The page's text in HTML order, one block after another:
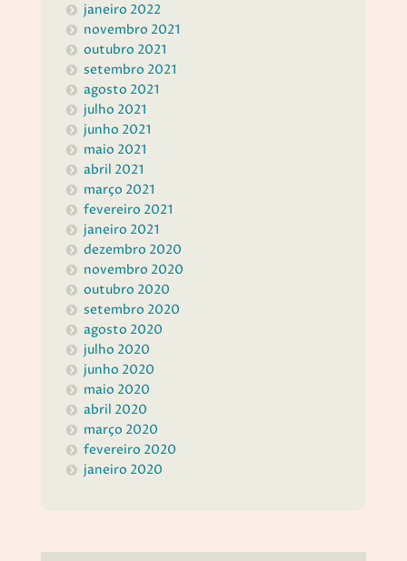
janeiro 2022
novembro 2021
outubro 2021
setembro 2021
agosto 2021
julho 2021
junho 2021
maio 2021
abril 2021
março 2021
fevereiro 2021
janeiro 2021
dezembro 2020
novembro 2020
outubro 2020
setembro 2020
agosto 2020
julho 2020
junho 2020
maio 2020
abril 2020
março 2020
fevereiro 2020
janeiro 2020